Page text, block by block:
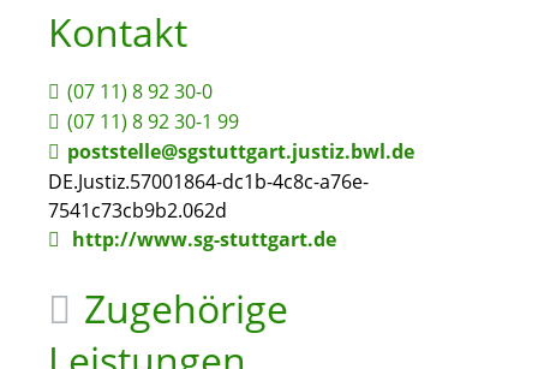
Kontakt
(07 11) 8 92 30-0
(07 11) 8 92 30-1 99
poststelle@sgstuttgart.justiz.bwl.de
DE.Justiz.57001864-dc1b-4c8c-a76e-
7541c73cb9b2.062d
http://www.sg-stuttgart.de
Zugehörige